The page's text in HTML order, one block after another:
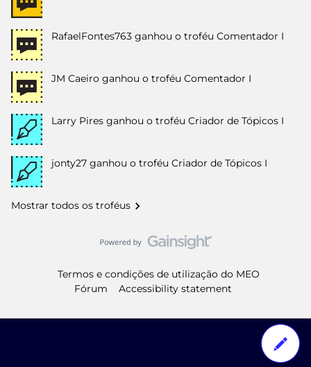
RafaelFontes763 ganhou o troféu Comentador I
JM Caeiro ganhou o troféu Comentador I
Larry Pires ganhou o troféu Criador de Tópicos I
jonty27 ganhou o troféu Criador de Tópicos I
Mostrar todos os troféus
Termos e condições de utilização do MEO
Fórum
Accessibility statement